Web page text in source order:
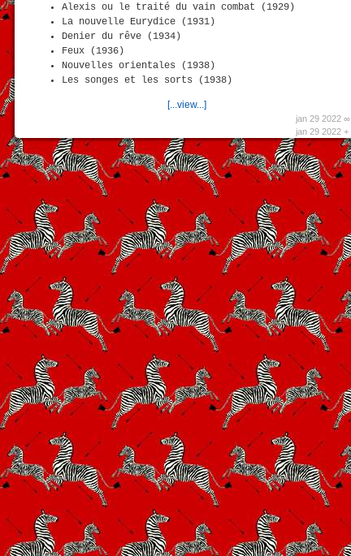
Alexis ou le traité du vain combat (1929)
La nouvelle Eurydice (1931)
Denier du rêve (1934)
Feux (1936)
Nouvelles orientales (1938)
Les songes et les sorts (1938)
[...view...]
jan 29 2022 ∞
jan 29 2022 +